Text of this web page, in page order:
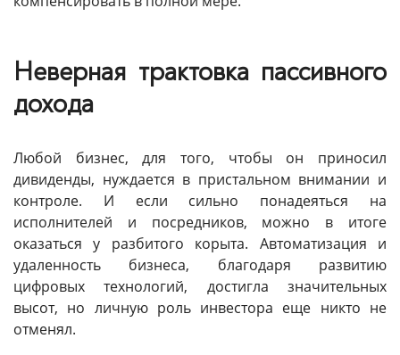
Неверная трактовка пассивного
дохода
Любой бизнес, для того, чтобы он приносил
дивиденды, нуждается в пристальном внимании и
контроле. И если сильно понадеяться на
исполнителей и посредников, можно в итоге
оказаться у разбитого корыта. Автоматизация и
удаленность бизнеса, благодаря развитию
цифровых технологий, достигла значительных
высот, но личную роль инвестора еще никто не
отменял.